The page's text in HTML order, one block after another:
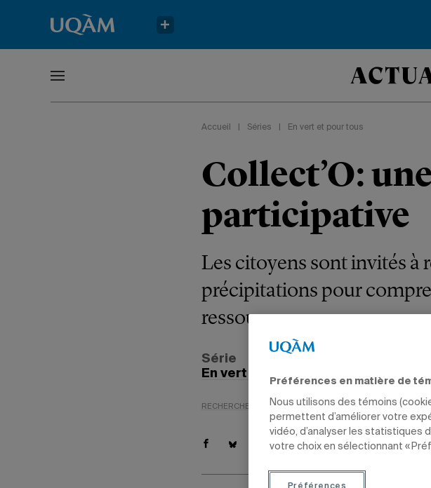
Accueil Séries En vert et pour tous
Collect’O:
participative
Les citoyens sont invités à
précipitations pour
ressources en eau.
Série
En vert et pour tous
RECHERCHE ENVIRONNEMENT SCIENCES ÉTUDIANTS
Préférences en matière de
Nous utilisons des témoins
permettent d’améliorer votre
vidéo, d’analyser les statistiques
votre choix en sélectionnant «